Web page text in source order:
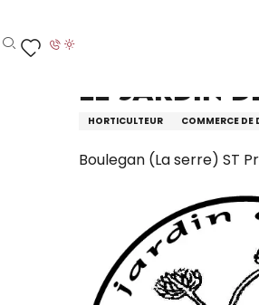
au
contenu
Recherche
Le Jardin
HORTICULTEUR COMMERCE DE
Boulegan (La serre) ST